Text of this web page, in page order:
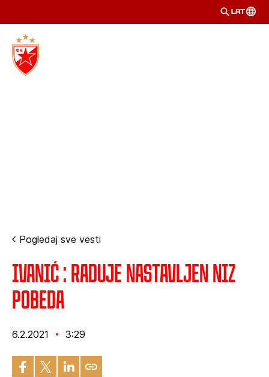
LAT
Pogledaj sve vesti
Ivanić : Raduje nastavljen niz
pobeda
6.2.2021 3:29